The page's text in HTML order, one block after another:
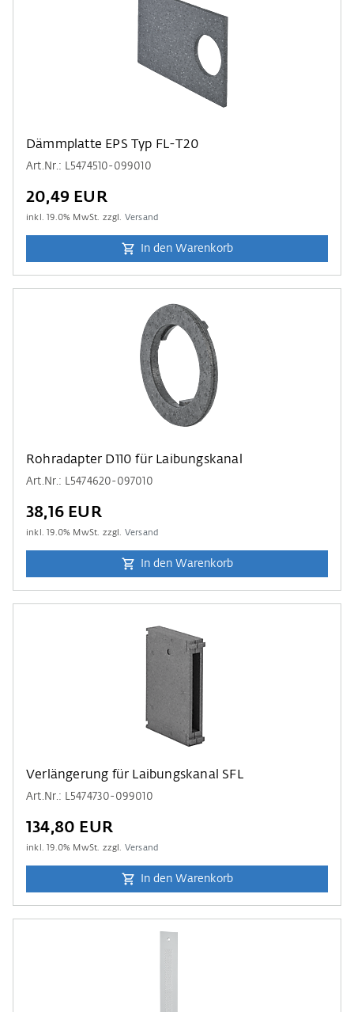
Dämmplatte EPS Typ FL-T20
Art.Nr.: L5474510-099010
20,49 EUR
inkl.19.0% MwSt. zzgl. Versand
In den Warenkorb
Rohradapter D110 für Laibungskanal
Art.Nr.: L5474620-097010
38,16 EUR
inkl.19.0% MwSt. zzgl. Versand
In den Warenkorb
Verlängerung für Laibungskanal SFL
Art.Nr.: L5474730-099010
134,80 EUR
inkl.19.0% MwSt. zzgl. Versand
In den Warenkorb